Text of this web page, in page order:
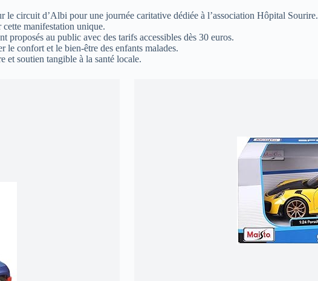
le circuit d’Albi pour une journée caritative dédiée à l’association Hôpital Sourire.
cette manifestation unique.
proposés au public avec des tarifs accessibles dès 30 euros.
le confort et le bien-être des enfants malades.
et soutien tangible à la santé locale.